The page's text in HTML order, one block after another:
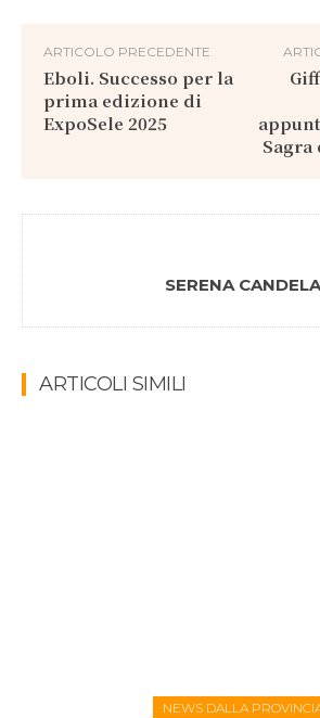
ARTICOLO PRECEDENTE
Eboli. Successo per la
prima edizione di
ExpoSele 2025
SERENA CANDELA
ARTICOLI SIMILI
NEWS DALLA